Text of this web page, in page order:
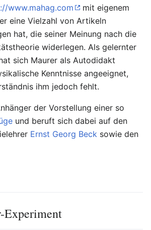
www.mahag.com
mit eigenem
eine Vielzahl von Artikeln
hat, die seiner Meinung nach die
widerlegen. Als gelernter
sich Maurer als Autodidakt
Kenntnisse angeeignet,
ihm jedoch fehlt.
der Vorstellung einer so
und beruft sich dabei auf den
Ernst Georg Beck sowie den
Experiment